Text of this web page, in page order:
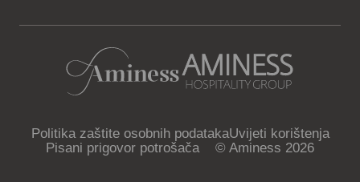
Politika zaštite osobnih podatakaUvijeti korištenja
Pisani prigovor potrošača
© Aminess 2026